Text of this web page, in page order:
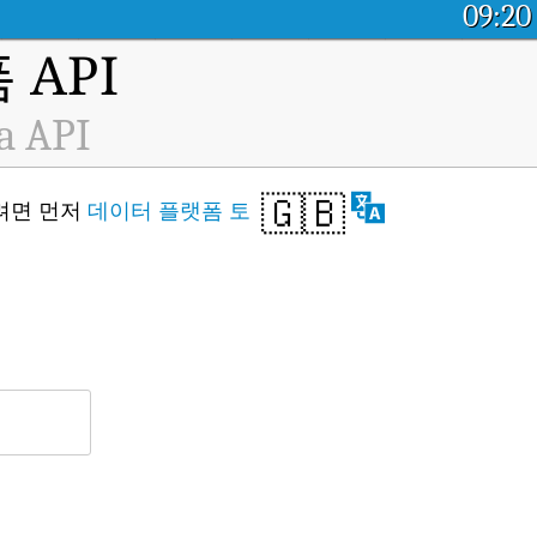
09:20
API
API
🇬🇧
면 먼저 데이터 플랫폼 토